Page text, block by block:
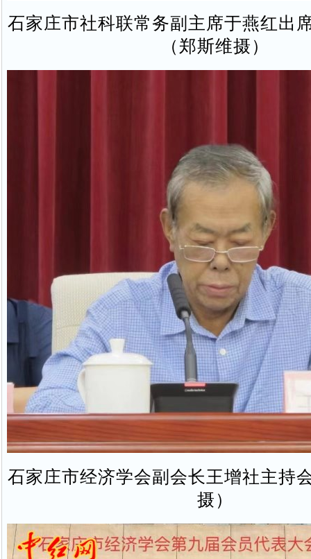
石家庄市社科联常务副主席于燕红出
（郑斯维摄）
石家庄市经济学会副会长王增社主持
摄）